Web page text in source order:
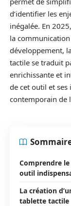
d’identifier les
inégalée. En
la
développement,
tactile se traduit
enrichissante et
de cet outil et ses
contemporain de
Comprendre
outil
La création
tablette tactile